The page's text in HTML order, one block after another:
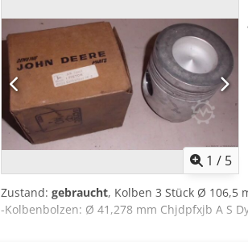
darum.Unter anderem können wir Ihnen
Inzahlungnahme Ihres alten FahrzeugsTÜV/
FinanzierungenBeantragung von
FahrzeugenBergungen und
1 / 5
Zustand: gebraucht, Kolben 3 Stück Ø 106,5
-Kolbenbolzen: Ø 41,278 mm Chjdpfxjb A S